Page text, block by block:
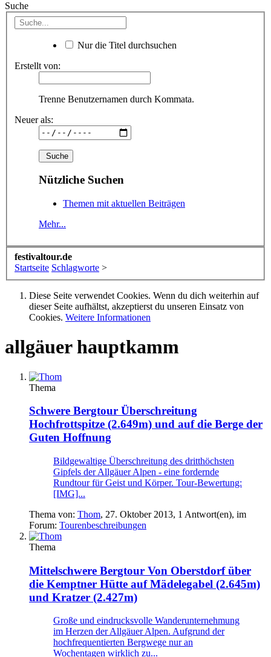
Suche
Nur die Titel durchsuchen
Erstellt von:
Trenne Benutzernamen durch Kommata.
Neuer als:
Nützliche Suchen
Themen mit aktuellen Beiträgen
Mehr...
festivaltour.de
Startseite Schlagworte >
Diese Seite verwendet Cookies. Wenn du dich weiterhin auf
dieser Seite aufhältst, akzeptierst du unseren Einsatz von
Cookies. Weitere Informationen
allgäuer hauptkamm
Thema
Schwere Bergtour Überschreitung
Hochfrottspitze (2.649m) und auf die Berge der
Guten Hoffnung
Bildgewaltige Überschreitung des dritthöchsten
Gipfels der Allgäuer Alpen - eine fordernde
Rundtour für Geist und Körper. Tour-Bewertung:
[IMG]...
Thema von: Thom, 27. Oktober 2013, 1 Antwort(en), im
Forum: Tourenbeschreibungen
Thema
Mittelschwere Bergtour Von Oberstdorf über
die Kemptner Hütte auf Mädelegabel (2.645m)
und Kratzer (2.427m)
Große und eindrucksvolle Wanderunternehmung
im Herzen der Allgäuer Alpen. Aufgrund der
hochfrequentierten Bergwege nur an
Wochentagen wirklich zu...